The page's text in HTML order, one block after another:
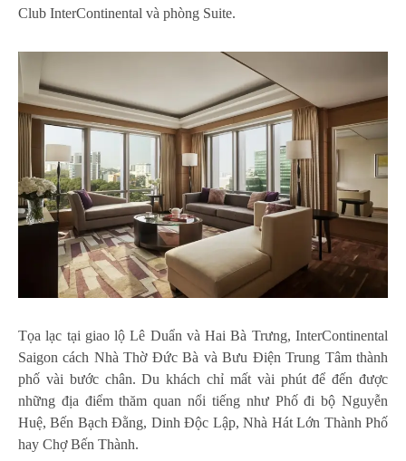
Club InterContinental và phòng Suite.
Tọa lạc tại giao lộ Lê Duẩn và Hai Bà Trưng, InterContinental
Saigon cách Nhà Thờ Đức Bà và Bưu Điện Trung Tâm thành
phố vài bước chân. Du khách chỉ mất vài phút để đến được
những địa điểm thăm quan nổi tiếng như Phố đi bộ Nguyễn
Huệ, Bến Bạch Đằng, Dinh Độc Lập, Nhà Hát Lớn Thành Phố
hay Chợ Bến Thành.